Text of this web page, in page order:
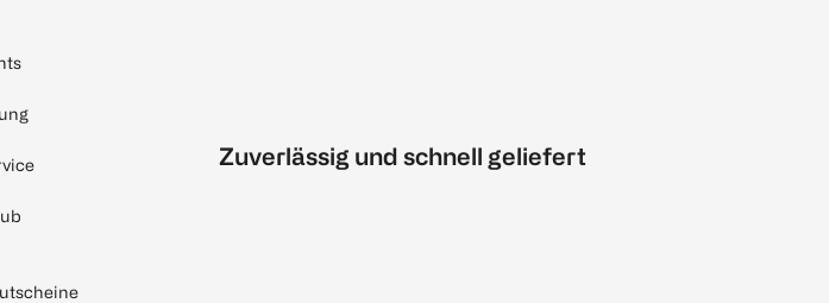
Zuverlässig und schnell geliefert